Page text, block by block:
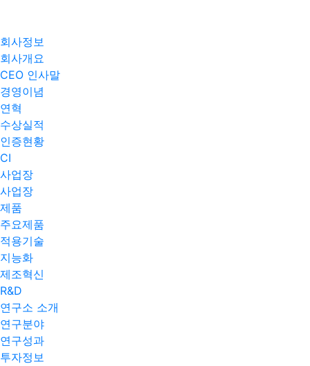
회사정보
회사개요
CEO 인사말
경영이념
연혁
수상실적
인증현황
CI
사업장
사업장
제품
주요제품​
적용기술
지능화
제조혁신
R&D
연구소 소개
연구분야
연구성과
투자정보